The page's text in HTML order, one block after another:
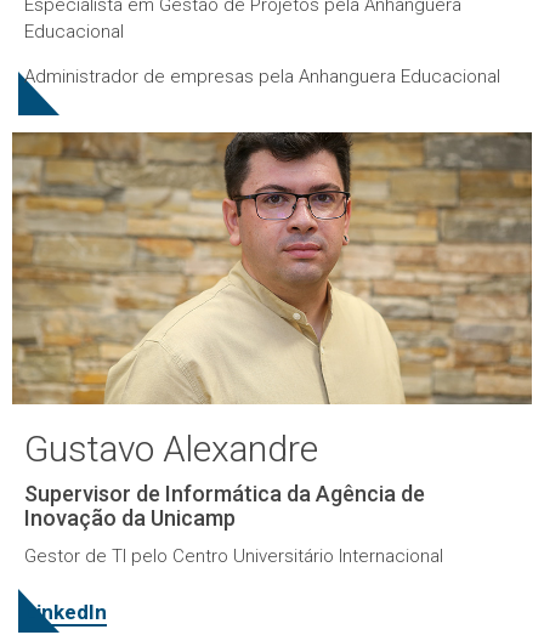
Especialista em Gestão de Projetos pela Anhanguera
Educacional
Administrador de empresas pela Anhanguera Educacional
Gustavo Alexandre
Supervisor de Informática da Agência de
Inovação da Unicamp
Gestor de TI pelo Centro Universitário Internacional
LinkedIn